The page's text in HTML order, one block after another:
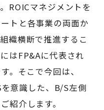
ROICマネジメントを
トと各事業の両面か
織横断で推進するこ
はFP&Aに代表され
。そこで今回は、
意識した、B/S左側
紹介します。